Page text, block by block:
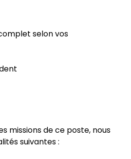
selon vos
missions de ce poste, nous
suivantes :